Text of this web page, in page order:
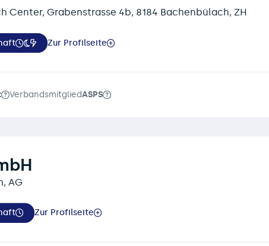
Center, Grabenstrasse 4b, 8184 Bachenbülach, ZH
Zur Profilseite
VerbandsmitgliedASPS
AG
Zur Profilseite